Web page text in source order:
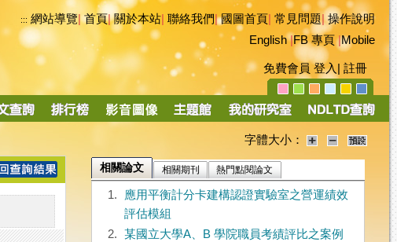
::: 網站導覽|首頁|關於本站 聯絡我們|國圖首頁 常見問題|操作說明
English|FB 專頁|Mobile
免費會員 登入 註冊
字體大小：
相關論文 相關期刊 熱門點閱論文
1.
應用平衡計分卡建構認證實驗室之營運績效
評估模組
2.
某國立大學A、B 學院職員考績評比之案例